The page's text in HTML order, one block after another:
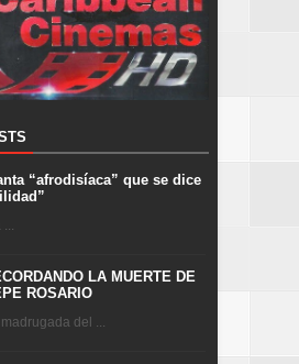
“afrodisíaca” que se dice
...
LA MUERTE DE
ROSARIO
del ...